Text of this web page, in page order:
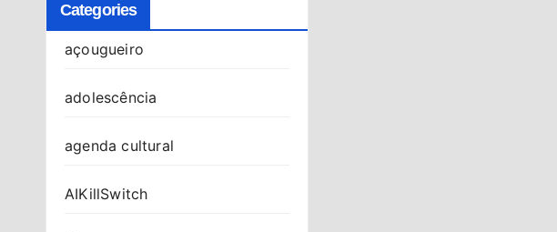
Categories
açougueiro
adolescência
agenda cultural
AIKillSwitch